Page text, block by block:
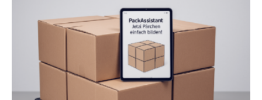
Die zugrunde liegende Methodik lässt sich auf alle
anderen Maschinen übertragen. Eine Falzmaschine
umzurüsten ist ein Job für echte Profis. Eine solche
Maschine faltet in Druckereien Broschüren, Prospekte,
Landkarten und vieles mehr – mehrere Zehntausend
Exemplare pro Stunde. Je nach Maschinentyp und
Auftrag kann das Umrüsten…